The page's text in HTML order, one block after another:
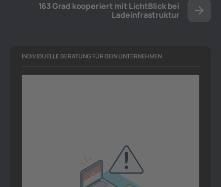
163 Grad kooperiert mit LichtBlick bei
Ladeinfrastruktur
INDIVIDUELLE BERATUNG FÜR DEIN UNTERNEHMEN